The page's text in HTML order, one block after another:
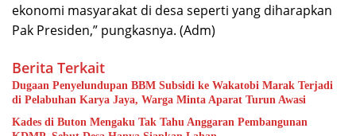
ekonomi masyarakat di desa seperti yang diharapkan
Pak Presiden,” pungkasnya. (Adm)
Berita Terkait
Dugaan Penyelundupan BBM Subsidi ke Wakatobi Marak Terjadi
di Pelabuhan Karya Jaya, Warga Minta Aparat Turun Awasi
Kades di Buton Mengaku Tak Tahu Anggaran Pembangunan